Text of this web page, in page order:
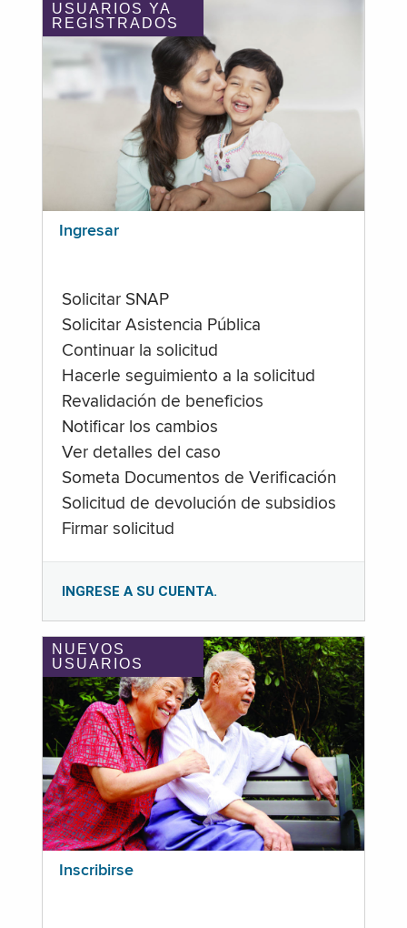
USUARIOS YA
REGISTRADOS
Ingresar
Solicitar SNAP
Solicitar Asistencia Pública
Continuar la solicitud
Hacerle seguimiento a la solicitud
Revalidación de beneficios
Notificar los cambios
Ver detalles del caso
Someta Documentos de Verificación
Solicitud de devolución de subsidios
Firmar solicitud
INGRESE A SU CUENTA.
NUEVOS
USUARIOS
Inscribirse